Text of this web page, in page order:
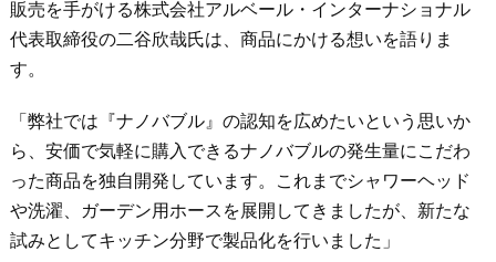
販売を手がける株式会社アルベール・インターナショナル
代表取締役の二谷欣哉氏は、商品にかける想いを語りま
す。
「弊社では『ナノバブル』の認知を広めたいという思いか
ら、安価で気軽に購入できるナノバブルの発生量にこだわ
った商品を独自開発しています。これまでシャワーヘッド
や洗濯、ガーデン用ホースを展開してきましたが、新たな
試みとしてキッチン分野で製品化を行いました」